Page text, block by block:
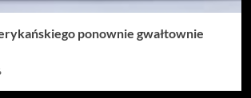
ponownie gwałtownie